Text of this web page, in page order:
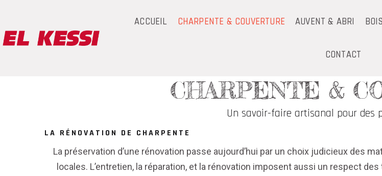
ACCUEIL CHARPENTE & COUVERTURE AUVENT & ABRI
CONTACT
CHARPENTE &
Un savoir-faire artisanal pour des
LA RÉNOVATION DE CHARPENTE
La préservation d’une rénovation passe aujourd’hui par un choix judicieux des
locales. L’entretien, la réparation, et la rénovation imposent aussi un respect